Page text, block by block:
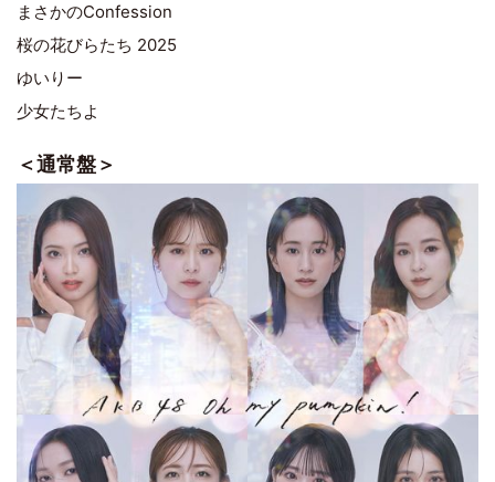
まさかのConfession
桜の花びらたち 2025
ゆいりー
少女たちよ
＜通常盤＞